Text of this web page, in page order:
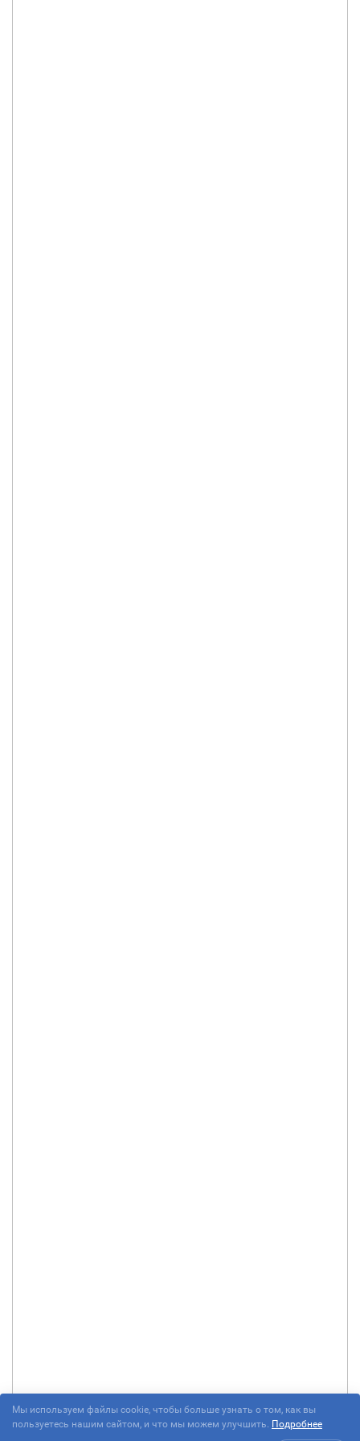
Мы используем файлы cookie, чтобы больше узнать о том, как вы
пользуетесь нашим сайтом, и что мы можем улучшить. Подробнее